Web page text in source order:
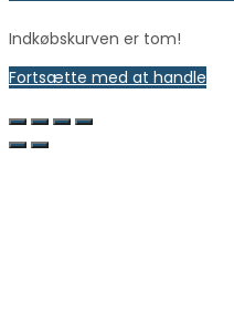
Indkøbskurven er tom!
Fortsætte med at handle